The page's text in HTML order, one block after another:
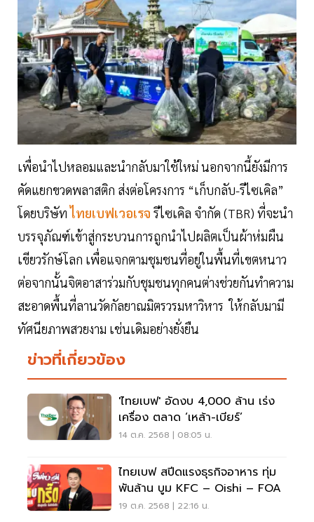
เพื่อนำไปหลอมและนำกลับมาใช้ใหม่ นอกจากนี้ยังมีการ
คัดแยกขวดพลาสติก ส่งต่อโครงการ “เก็บกลับ-รีไซเคิล”
โดยบริษัทไทยเบฟเวอเรจ รีไซเคิล จำกัด (TBR) ที่จะนำ
บรรจุภัณฑ์เข้าสู่กระบวนการถูกนำไปผลิตเป็นผ้าห่มผืน
เขียวรักษ์โลก เพื่อแจกตามชุมชนที่อยู่ในพื้นที่เขตหนาว
ต่อจากนั้นจิตอาสาร่วมกับชุมชนทุกคนต่างช่วยกันทำความ
สะอาดพื้นที่ลานวัดกัลยาณมิตรวรมหาวิหาร ให้กลับมามี
ทัศนียภาพสวยงาม เช่นเดิมอย่างยั่งยืน
ข่าวที่เกี่ยวข้อง
'ไทยเบฟ' อัดงบ 4,000 ล้าน เร่ง
เครื่อง ตลาด ‘เหล้า-เบียร์’
14 ต.ค. 2568 | 08:05 น.
ไทยเบฟ สปีดแรงธุรกิจอาหาร ทุ่ม
พันล้าน บูม KFC – Oishi – FOA
19 ต.ค. 2568 | 22:16 น.